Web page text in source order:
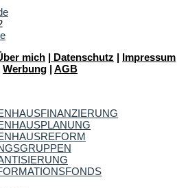
mich | Datenschutz | Impressum
Werbung | AGB